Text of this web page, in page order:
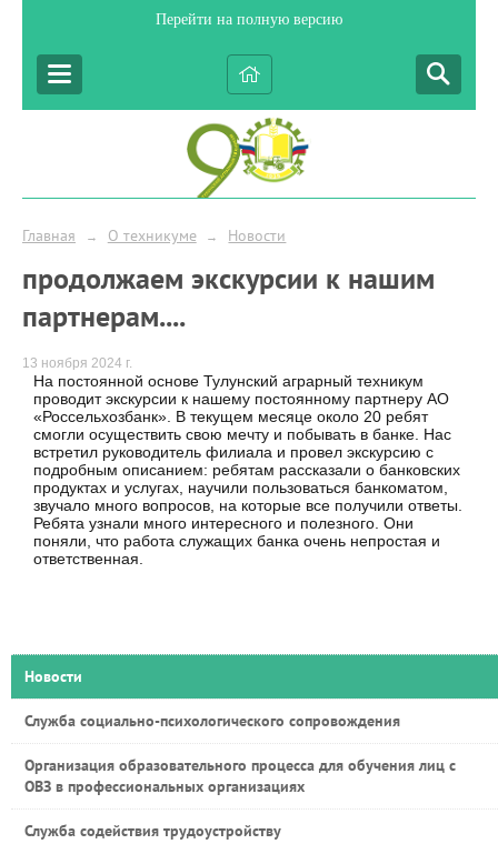
Перейти на полную версию
Главная → О техникуме → Новости
продолжаем экскурсии к нашим
партнерам....
13 ноября 2024 г.
На постоянной основе Тулунский аграрный техникум
проводит экскурсии к нашему постоянному партнеру АО
«Россельхозбанк». В текущем месяце около 20 ребят
смогли осуществить свою мечту и побывать в банке. Нас
встретил руководитель филиала и провел экскурсию с
подробным описанием: ребятам рассказали о банковских
продуктах и услугах, научили пользоваться банкоматом,
звучало много вопросов, на которые все получили ответы.
Ребята узнали много интересного и полезного. Они
поняли, что работа служащих банка очень непростая и
ответственная.
Новости
Служба социально-психологического сопровождения
Организация образовательного процесса для обучения лиц с
ОВЗ в профессиональных организациях
Служба содействия трудоустройству